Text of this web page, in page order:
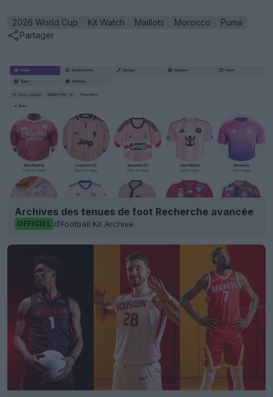
2026 World Cup Kit Watch Maillots Morocco
Puma
Partager
Archives des tenues de foot Recherche avancée
OFFICIEL Football Kit Archive